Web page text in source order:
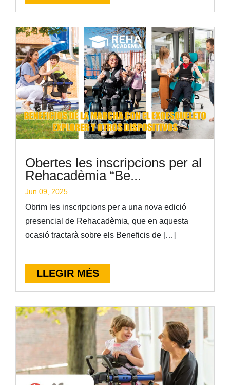
Obertes les inscripcions per al
Rehacadèmia “Be...
Jun 09, 2025
Obrim les inscripcions per a una nova edició
presencial de Rehacadèmia, que en aquesta
ocasió tractarà sobre els Beneficis de […]
LLEGIR MÉS